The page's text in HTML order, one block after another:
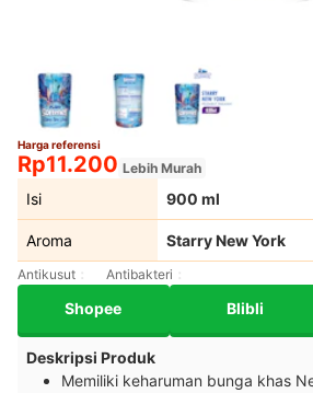
Harga referensi
Rp11.200 Lebih Murah
Isi 900 ml
Aroma Starry New York
Antikusut Antibakteri
Shopee Blibli
Deskripsi Produk
Memiliki keharuman bunga khas